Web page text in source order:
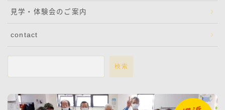
見学・体験会のご案内
contact
検索